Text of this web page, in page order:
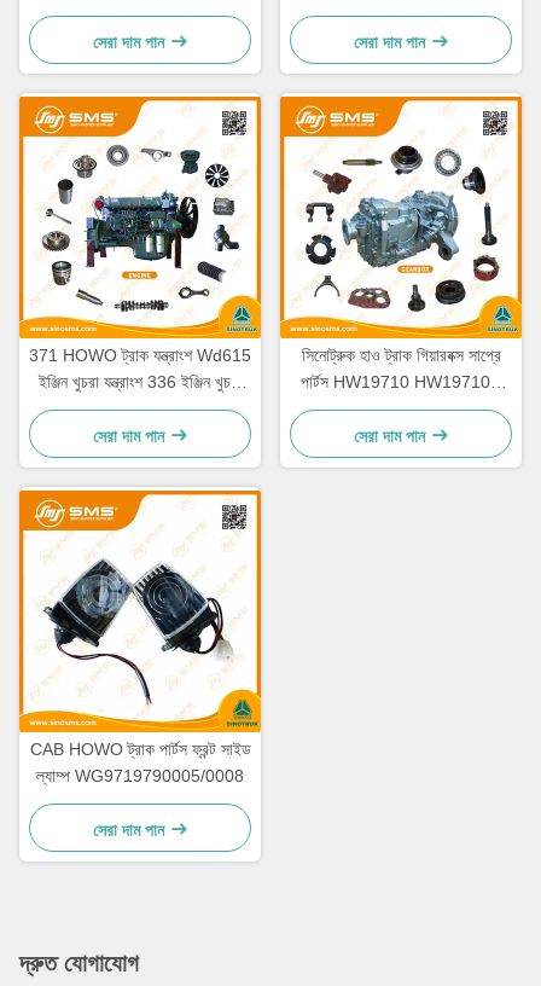
সেরা দাম পান
আকার
সেরা দাম পান
371 HOWO ট্রাক যন্ত্রাংশ Wd615
ইঞ্জিন খুচরা যন্ত্রাংশ 336 ইঞ্জিন খুচরা
যন্ত্রাংশ
সেরা দাম পান
সিনোট্রুক হাও ট্রাক গিয়ারবক্স সাপ্রে
পার্টস HW19710 HW19710T
HW19712
সেরা দাম পান
CAB HOWO ট্রাক পার্টস ফ্রন্ট সাইড
ল্যাম্প WG9719790005/0008
সেরা দাম পান
দ্রুত যোগাযোগ